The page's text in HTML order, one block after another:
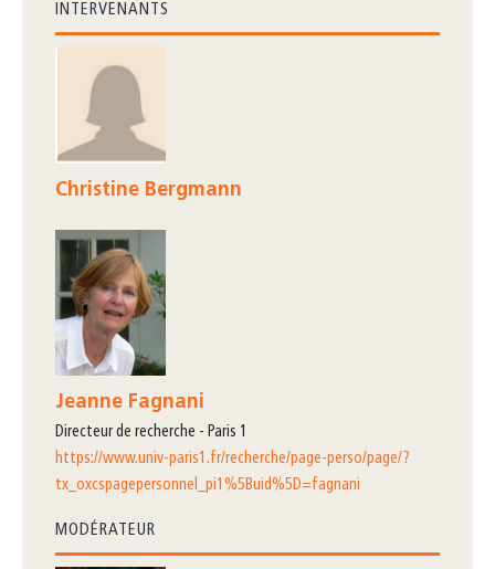
INTERVENANTS
Christine Bergmann
Jeanne Fagnani
directeur de recherche - Paris 1
https://www.univ-paris1.fr/recherche/page-perso/page/?
tx_oxcspagepersonnel_pi1%5Buid%5D=fagnani
MODÉRATEUR